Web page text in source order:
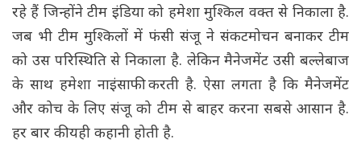
रहे हैं जिन्होंने टीम इंडिया को हमेशा मुश्किल वक्त से निकाला है.
जब भी टीम मुश्किलों में फंसी संजू ने संकटमोचन बनाकर टीम
को उस परिस्थिति से निकाला है. लेकिन मैनेजमेंट उसी बल्लेबाज
के साथ हमेशा नाइंसाफी करती है. ऐसा लगता है कि मैनेजमेंट
और कोच के लिए संजू को टीम से बाहर करना सबसे आसान है.
हर बार की यही कहानी होती है.